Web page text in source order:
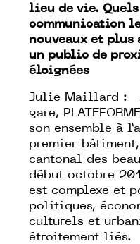
lieu de vie.
communication
nouveaux et plus
un public de
éloignées
Julie Maillard :
gare,
son ensemble à
premier bâtiment,
cantonal des
début octobre
est complexe et
politiques,
culturels et
étroitement liés.